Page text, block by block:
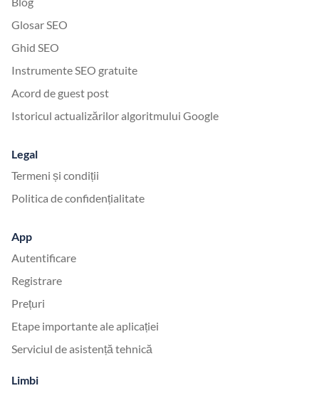
Glosar SEO
Ghid SEO
Instrumente SEO gratuite
Acord de guest post
Istoricul actualizărilor algoritmului Google
Legal
Termeni și condiții
Politica de confidențialitate
App
Autentificare
Registrare
Prețuri
Etape importante ale aplicației
Serviciul de asistență tehnică
Limbi